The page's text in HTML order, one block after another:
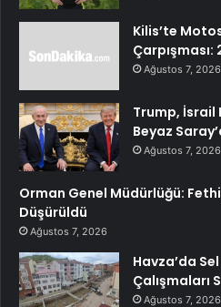
Kilis’te
Çarpışması:
Ağustos 7, 2026
Trump, İsrail
Beyaz
Ağustos 7, 2026
Orman Genel Müdürlüğü:
Düşürüldü
Ağustos 7, 2026
Havza’da Sel
Çalışmaları
Ağustos 7, 2026